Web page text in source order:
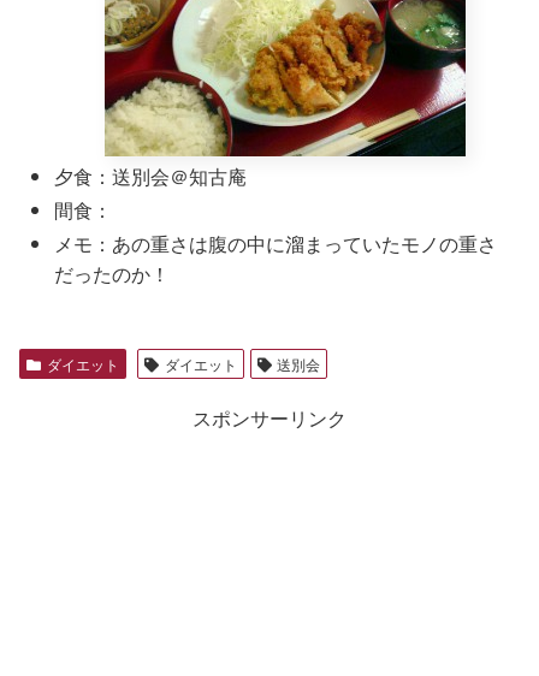
夕食：送別会＠知古庵
間食：
メモ：あの重さは腹の中に溜まっていたモノの重さ
だったのか！
ダイエット ダイエット 送別会
スポンサーリンク